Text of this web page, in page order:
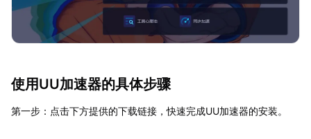
使用UU加速器的具体步骤
第一步：点击下方提供的下载链接，快速完成UU加速器的安装。